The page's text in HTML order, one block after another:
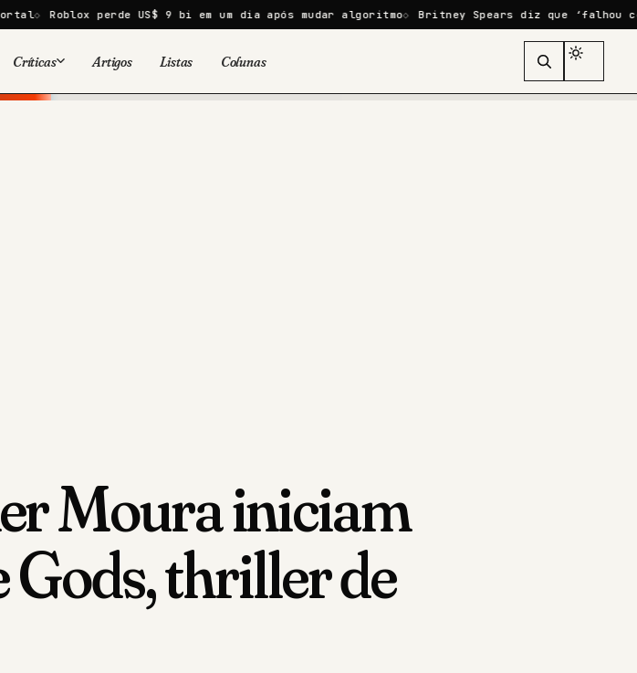
perde US$ 9 bi em um dia após mudar algoritmo Britney Spears diz que ‘falhou como
Críticas Artigos Listas Colunas
Moura iniciam
Gods, thriller de